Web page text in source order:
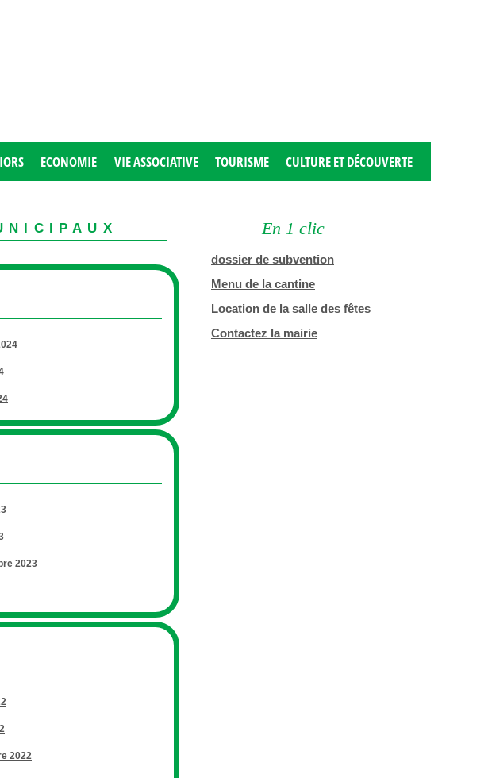
ECONOMIE VIE ASSOCIATIVE TOURISME CULTURE ET DÉCOUVERTE
2023
2022
En 1 clic
dossier de subvention
Menu de la cantine
Location de la salle des fêtes
Contactez la mairie